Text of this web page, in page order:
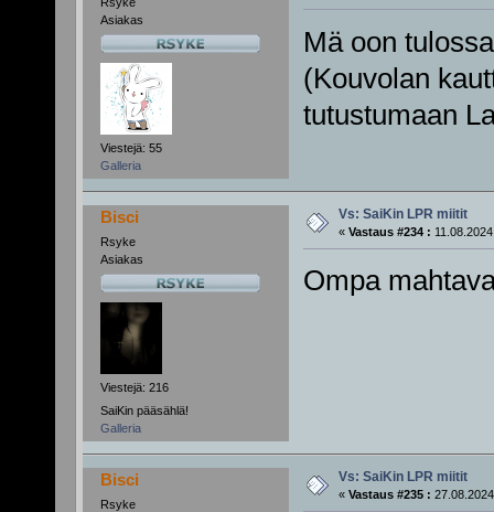
Asiakas
Viestejä: 55
Galleria
Mä oon
(Kouvolan
tutustumaan
Bisci
Rsyke
Asiakas
Viestejä: 216
SaiKin pääsählä!
Galleria
Vs: SaiKin LPR miitit
« Vastaus #234 :
Ompa
Bisci
Rsyke
Vs: SaiKin LPR miitit
« Vastaus #235 :